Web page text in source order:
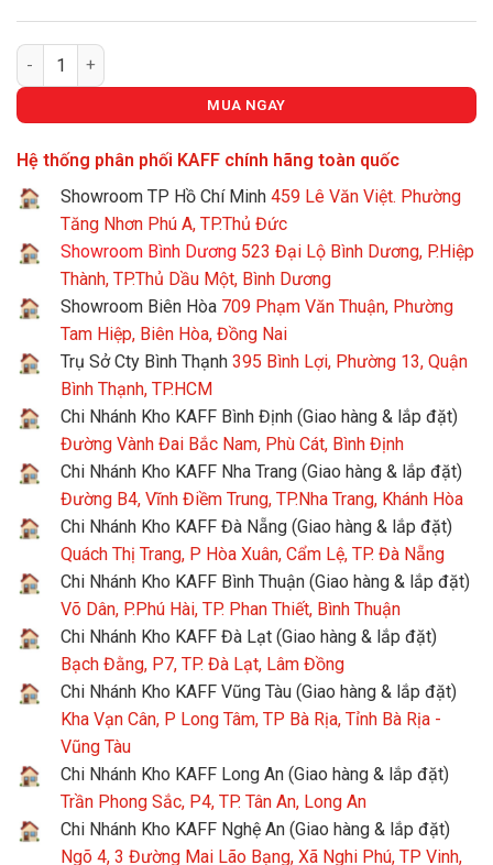
BẾP GAS ÂM KAFF KF-330GH số lượng
MUA NGAY
Hệ thống phân phối KAFF chính hãng toàn quốc
Showroom TP Hồ Chí Minh 459 Lê Văn Việt. Phường
Tăng Nhơn Phú A, TP.Thủ Đức
Showroom Bình Dương 523 Đại Lộ Bình Dương, P.Hiệp
Thành, TP.Thủ Dầu Một, Bình Dương
Showroom Biên Hòa 709 Phạm Văn Thuận, Phường
Tam Hiệp, Biên Hòa, Đồng Nai
Trụ Sở Cty Bình Thạnh 395 Bình Lợi, Phường 13, Quận
Bình Thạnh, TP.HCM
Chi Nhánh Kho KAFF Bình Định (Giao hàng & lắp đặt)
Đường Vành Đai Bắc Nam, Phù Cát, Bình Định
Chi Nhánh Kho KAFF Nha Trang (Giao hàng & lắp đặt)
Đường B4, Vĩnh Điềm Trung, TP.Nha Trang, Khánh Hòa
Chi Nhánh Kho KAFF Đà Nẵng (Giao hàng & lắp đặt)
Quách Thị Trang, P Hòa Xuân, Cẩm Lệ, TP. Đà Nẵng
Chi Nhánh Kho KAFF Bình Thuận (Giao hàng & lắp đặt)
Võ Dân, P.Phú Hài, TP. Phan Thiết, Bình Thuận
Chi Nhánh Kho KAFF Đà Lạt (Giao hàng & lắp đặt)
Bạch Đằng, P7, TP. Đà Lạt, Lâm Đồng
Chi Nhánh Kho KAFF Vũng Tàu (Giao hàng & lắp đặt)
Kha Vạn Cân, P Long Tâm, TP Bà Rịa, Tỉnh Bà Rịa -
Vũng Tàu
Chi Nhánh Kho KAFF Long An (Giao hàng & lắp đặt)
Trần Phong Sắc, P4, TP. Tân An, Long An
Chi Nhánh Kho KAFF Nghệ An (Giao hàng & lắp đặt)
Ngõ 4, 3 Đường Mai Lão Bạng, Xã Nghi Phú, TP Vinh,